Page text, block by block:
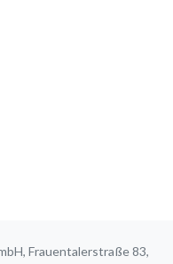
Frauentalerstraße 83,